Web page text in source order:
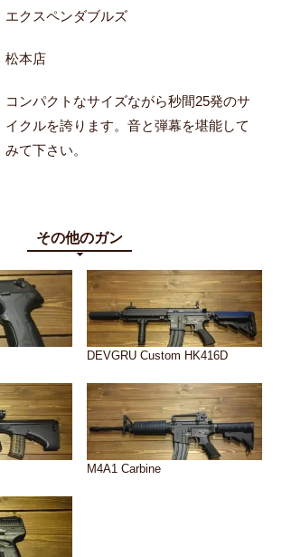
エクスペンダブルズ
松本店
コンパクトなサイズながら秒間25発のサ
イクルを誇ります。音と弾幕を堪能して
みて下さい。
その他のガン
DEVGRU Custom HK416D
M4A1 Carbine